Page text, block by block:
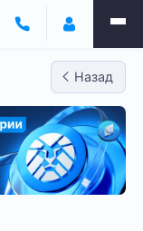
Назад